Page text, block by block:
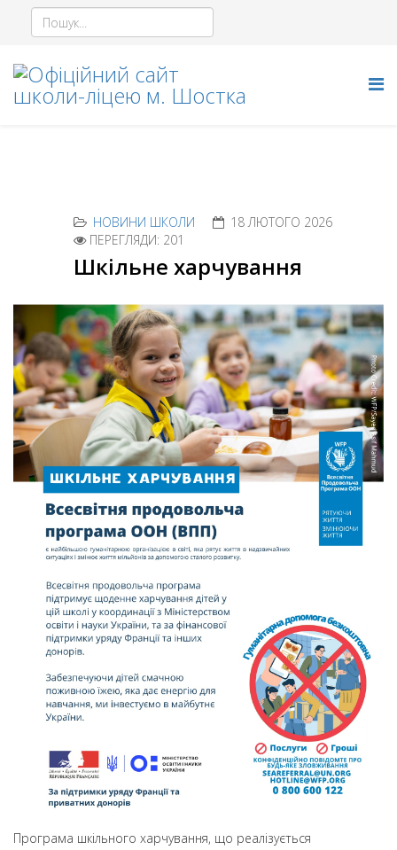
НОВИНИ ШКОЛИ
18 ЛЮТОГО 2026
ПЕРЕГЛЯДИ: 201
Шкільне харчування
Програма шкільного харчування, що реалізується